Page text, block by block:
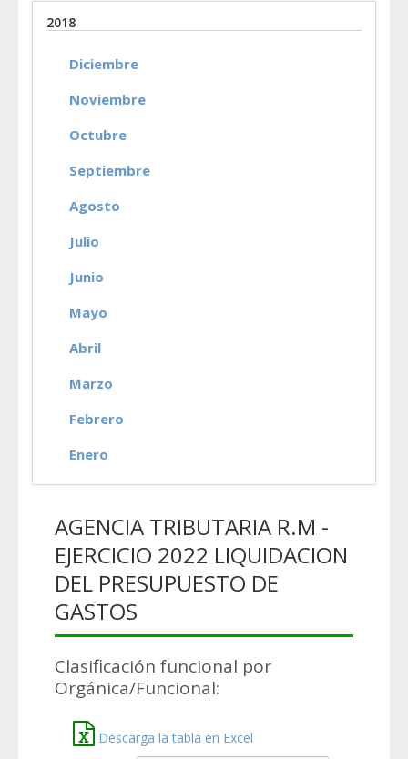
2018
Diciembre
Noviembre
Octubre
Septiembre
Agosto
Julio
Junio
Mayo
Abril
Marzo
Febrero
Enero
AGENCIA TRIBUTARIA R.M -
EJERCICIO 2022 LIQUIDACION
DEL PRESUPUESTO DE
GASTOS
Clasificación funcional por
Orgánica/Funcional:
Descarga la tabla en Excel